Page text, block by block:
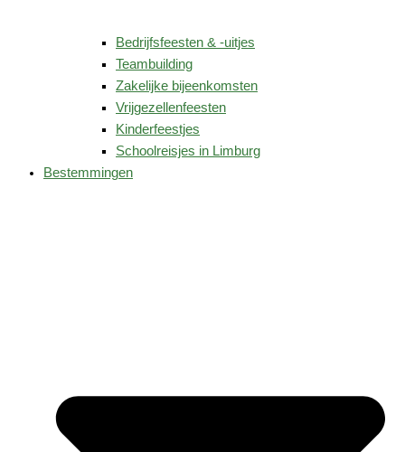
Bedrijfsfeesten & -uitjes
Teambuilding
Zakelijke bijeenkomsten
Vrijgezellenfeesten
Kinderfeestjes
Schoolreisjes in Limburg
Bestemmingen